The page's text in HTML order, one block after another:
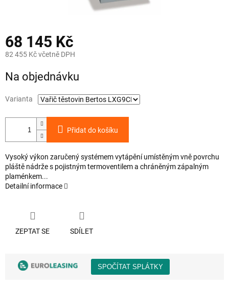
68 145 Kč
82 455 Kč včetně DPH
cena:
Na objednávku
Varianta
Přidat do košíku
Vysoký výkon zaručený systémem vytápění umístěným vně povrchu
pláště nádrže s pojistným termoventilem a chráněným zápalným
plaménkem...
Detailní informace
ZEPTAT SE SDÍLET